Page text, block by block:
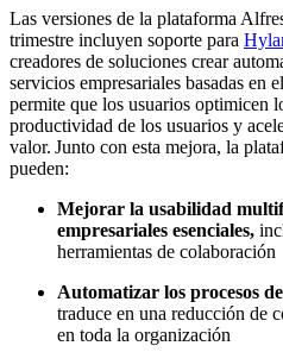
Las versiones de la plataforma
trimestre incluyen soporte para
creadores de soluciones crear
servicios empresariales basadas en
permite que los usuarios optimicen
productividad de los usuarios y
valor. Junto con esta mejora, la
pueden:
Mejorar la usabilidad
empresariales esenciales,
herramientas de colaboración
Automatizar los procesos
traduce en una reducción de
en toda la organización